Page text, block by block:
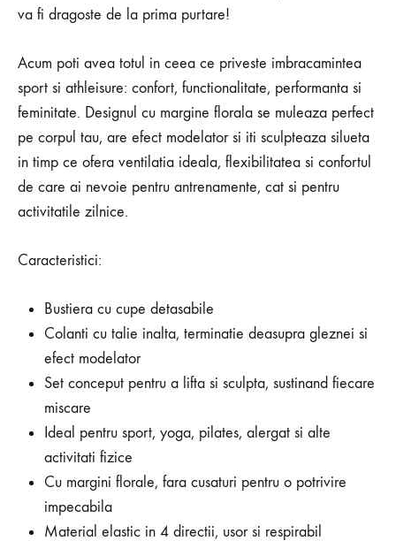
va fi dragoste de la prima purtare!
Acum poti avea totul in ceea ce priveste imbracamintea
sport si athleisure: confort, functionalitate, performanta si
feminitate. Designul cu margine florala se muleaza perfect
pe corpul tau, are efect modelator si iti sculpteaza silueta
in timp ce ofera ventilatia ideala, flexibilitatea si confortul
de care ai nevoie pentru antrenamente, cat si pentru
activitatile zilnice.
Caracteristici:
Bustiera cu cupe detasabile
Colanti cu talie inalta, terminatie deasupra gleznei si
efect modelator
Set conceput pentru a lifta si sculpta, sustinand fiecare
miscare
Ideal pentru sport, yoga, pilates, alergat si alte
activitati fizice
Cu margini florale, fara cusaturi pentru o potrivire
impecabila
Material elastic in 4 directii, usor si respirabil